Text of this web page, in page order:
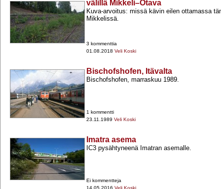
välillä Mikkeli–Otava
Kuva-​arvoitus: missä kävin eilen ottamassa
Mikkelissä.
3 kommenttia
01.08.2018 Veli Koski
Bischofshofen, Itävalta
Bischofshofen, marraskuu 1989.
1 kommentti
23.11.1989 Veli Koski
Imatra asema
IC3 pysähtyneenä Imatran asemalle.
Ei kommentteja
14.05.2016 Veli Koski